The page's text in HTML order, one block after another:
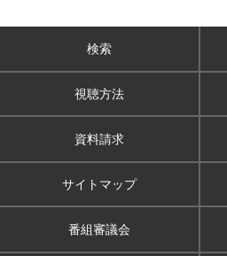
検索
視聴方法
資料請求
サイトマップ
番組審議会